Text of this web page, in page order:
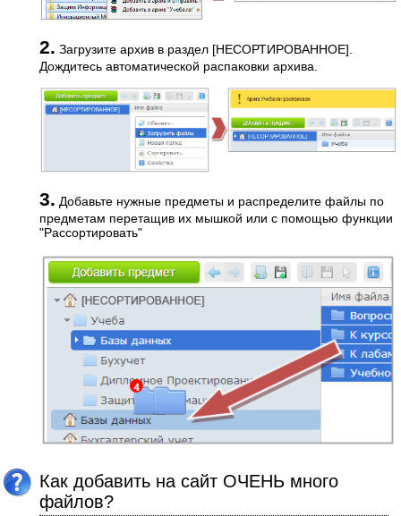
2. Загрузите архив в раздел [НЕСОРТИРОВАННОЕ].
Дождитесь автоматической распаковки архива.
3. Добавьте нужные предметы и распределите файлы по
предметам перетащив их мышкой или с помощью функции
"Рассортировать"
Как добавить на сайт ОЧЕНЬ много
файлов?